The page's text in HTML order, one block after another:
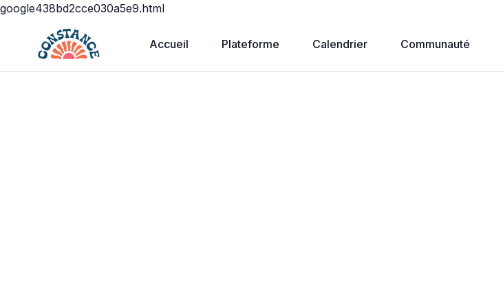
google438bd2cce030a5e9.html
Accueil Plateforme Calendrier Communauté